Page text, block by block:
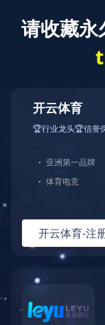
联系方式